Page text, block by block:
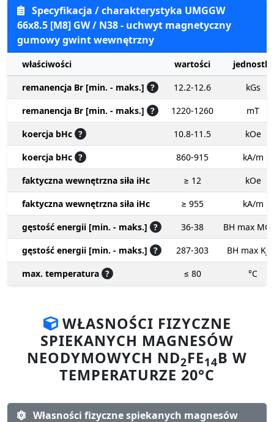
Specyfikacja / charakterystyka UMGGW
66x8.5 [M8] GW / N38 - uchwyt magnetyczny
gumowy gwint wewnętrzny
właściwości wartości
jednostki
remanencja Br [min. - maks.] ? 12.2-12.6
kGs
remanencja Br [min. - maks.] ? 1220-1260
mT
koercja bHc ? 10.8-11.5
kOe
koercja bHc ? 860-915
kA/m
faktyczna wewnętrzna siła iHc
≥ 12
kOe
faktyczna wewnętrzna siła iHc
≥ 955
kA/m
gęstość energii [min. - maks.] ? 36-38
BH max
gęstość energii [min. - maks.] ? 287-303
BH max
max. temperatura ? ≤ 80 °C
WŁASNOŚCI FIZYCZNE
SPIEKANYCH MAGNESÓW
NEODYMOWYCH ND2FE14B W
TEMPERATURZE 20°C
Własności fizyczne spiekanych magnesów